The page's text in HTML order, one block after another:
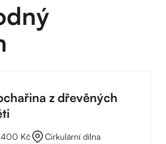
z dřevěných
400 Kč Cirkulární dílna